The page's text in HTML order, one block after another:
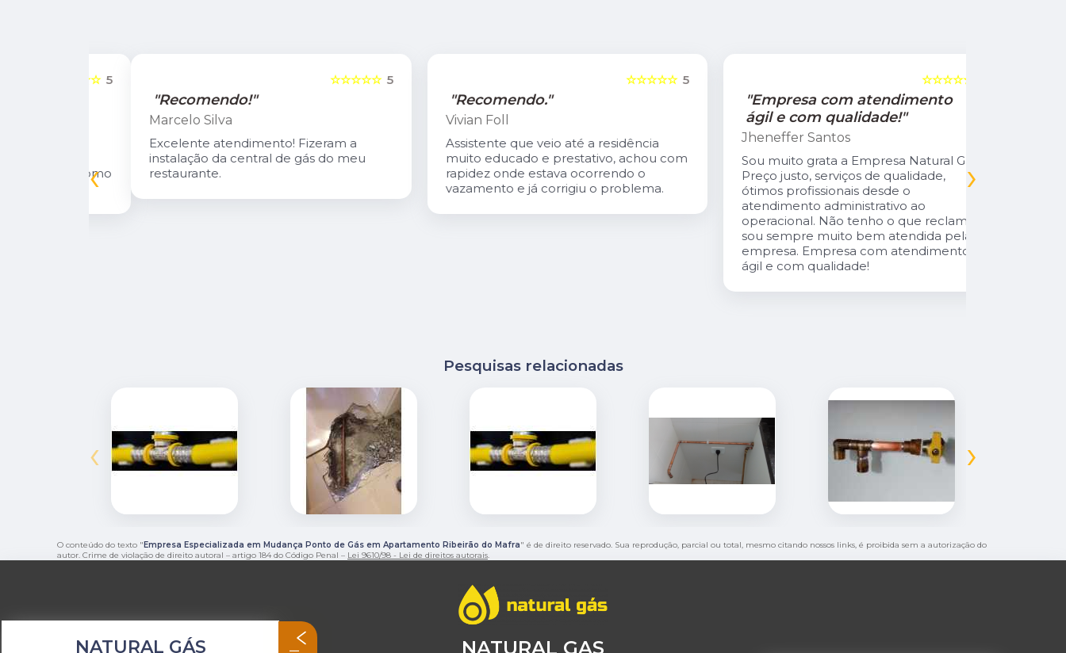
5
☆☆☆☆☆
"Recomendo!"
Marcelo Silva
Excelente atendimento! Fizeram a
instalação da central de gás do meu
restaurante.
5
☆☆☆☆☆
"Recomendo."
Vivian Foll
Assistente que veio até a residência
muito educado e prestativo, achou com
rapidez onde estava ocorrendo o
vazamento e já corrigiu o problema.
5
☆☆☆☆☆
"Empresa com atendimento
ágil e com qualidade!"
Jheneffer Santos
Sou muito grata a Empresa Natural Gás.
Preço justo, serviços de qualidade,
ótimos profissionais desde o
atendimento administrativo ao
operacional. Não tenho o que reclamar,
sou sempre muito bem atendida pela
empresa. Empresa com atendimento
ágil e com qualidade!
‹ ›
Pesquisas relacionadas
‹ ›
O conteúdo do texto " Empresa Especializada em Mudança Ponto de Gás em Apartamento Ribeirão do Mafra" é de direito reservado. Sua reprodução, parcial ou total, mesmo citando nossos links, é proibida sem a autorização do
autor. Crime de violação de direito autoral – artigo 184 do Código Penal – Lei 9610/98 - Lei de direitos autorais.
NATURAL GAS
NATURAL GÁS